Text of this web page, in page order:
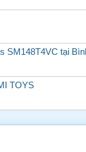
SM148T4VC tại
TOYS